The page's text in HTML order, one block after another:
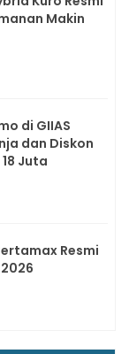
Makin
di GIIAS
dan Diskon
Juta
Resmi